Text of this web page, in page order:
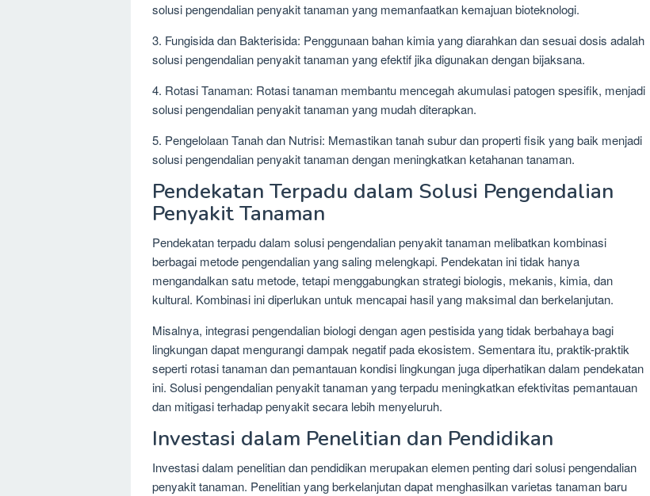
solusi pengendalian penyakit tanaman yang memanfaatkan kemajuan bioteknologi.
3. Fungisida dan Bakterisida: Penggunaan bahan kimia yang diarahkan dan sesuai dosis adalah
solusi pengendalian penyakit tanaman yang efektif jika digunakan dengan bijaksana.
4. Rotasi Tanaman: Rotasi tanaman membantu mencegah akumulasi patogen spesifik, menjadi
solusi pengendalian penyakit tanaman yang mudah diterapkan.
5. Pengelolaan Tanah dan Nutrisi: Memastikan tanah subur dan properti fisik yang baik menjadi
solusi pengendalian penyakit tanaman dengan meningkatkan ketahanan tanaman.
Pendekatan Terpadu dalam Solusi Pengendalian
Penyakit Tanaman
Pendekatan terpadu dalam solusi pengendalian penyakit tanaman melibatkan kombinasi
berbagai metode pengendalian yang saling melengkapi. Pendekatan ini tidak hanya
mengandalkan satu metode, tetapi menggabungkan strategi biologis, mekanis, kimia, dan
kultural. Kombinasi ini diperlukan untuk mencapai hasil yang maksimal dan berkelanjutan.
Misalnya, integrasi pengendalian biologi dengan agen pestisida yang tidak berbahaya bagi
lingkungan dapat mengurangi dampak negatif pada ekosistem. Sementara itu, praktik-praktik
seperti rotasi tanaman dan pemantauan kondisi lingkungan juga diperhatikan dalam pendekatan
ini. Solusi pengendalian penyakit tanaman yang terpadu meningkatkan efektivitas pemantauan
dan mitigasi terhadap penyakit secara lebih menyeluruh.
Investasi dalam Penelitian dan Pendidikan
Investasi dalam penelitian dan pendidikan merupakan elemen penting dari solusi pengendalian
penyakit tanaman. Penelitian yang berkelanjutan dapat menghasilkan varietas tanaman baru